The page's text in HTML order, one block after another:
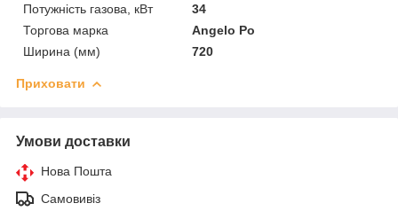
Потужність газова, кВт
34
Торгова марка
Angelo Po
Ширина (мм)
720
Приховати
Умови доставки
Нова Пошта
Самовивіз